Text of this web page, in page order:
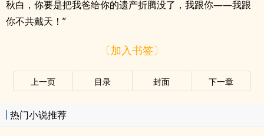
秋白，你要是把我爸给你的遗产折腾没了，我跟你——我跟
你不共戴天！”
〔加入书签〕
上一页 目录 封面 下一章
热门小说推荐